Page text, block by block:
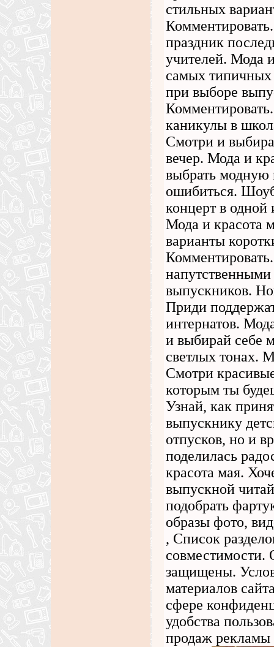
стильных
праздник
учителей. Мода
самых
при выборе
каникулы в
Смотри и
вечер. Мода и
выбрать модную
ошибиться.
концерт в
Мода и красота
варианты
выпускников.
Приди
интернатов.
и выбирай себе
светлых тонах.
Смотри
которым ты
Узнай, как
выпускнику
отпусков, но и
поделилась
красота мая.
выпускной
подобрать
образы фото,
, Список
защищены.
материалов
сфере
удобства
продаж рекламы